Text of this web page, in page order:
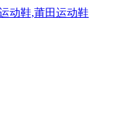
动鞋,莆田运动鞋